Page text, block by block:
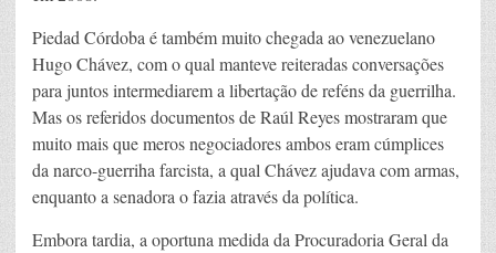
Piedad Córdoba é também muito chegada ao venezuelano
Hugo Chávez, com o qual manteve reiteradas conversações
para juntos intermediarem a libertação de reféns da guerrilha.
Mas os referidos documentos de Raúl Reyes mostraram que
muito mais que meros negociadores ambos eram cúmplices
da narco-guerriha farcista, a qual Chávez ajudava com armas,
enquanto a senadora o fazia através da política.
Embora tardia, a oportuna medida da Procuradoria Geral da